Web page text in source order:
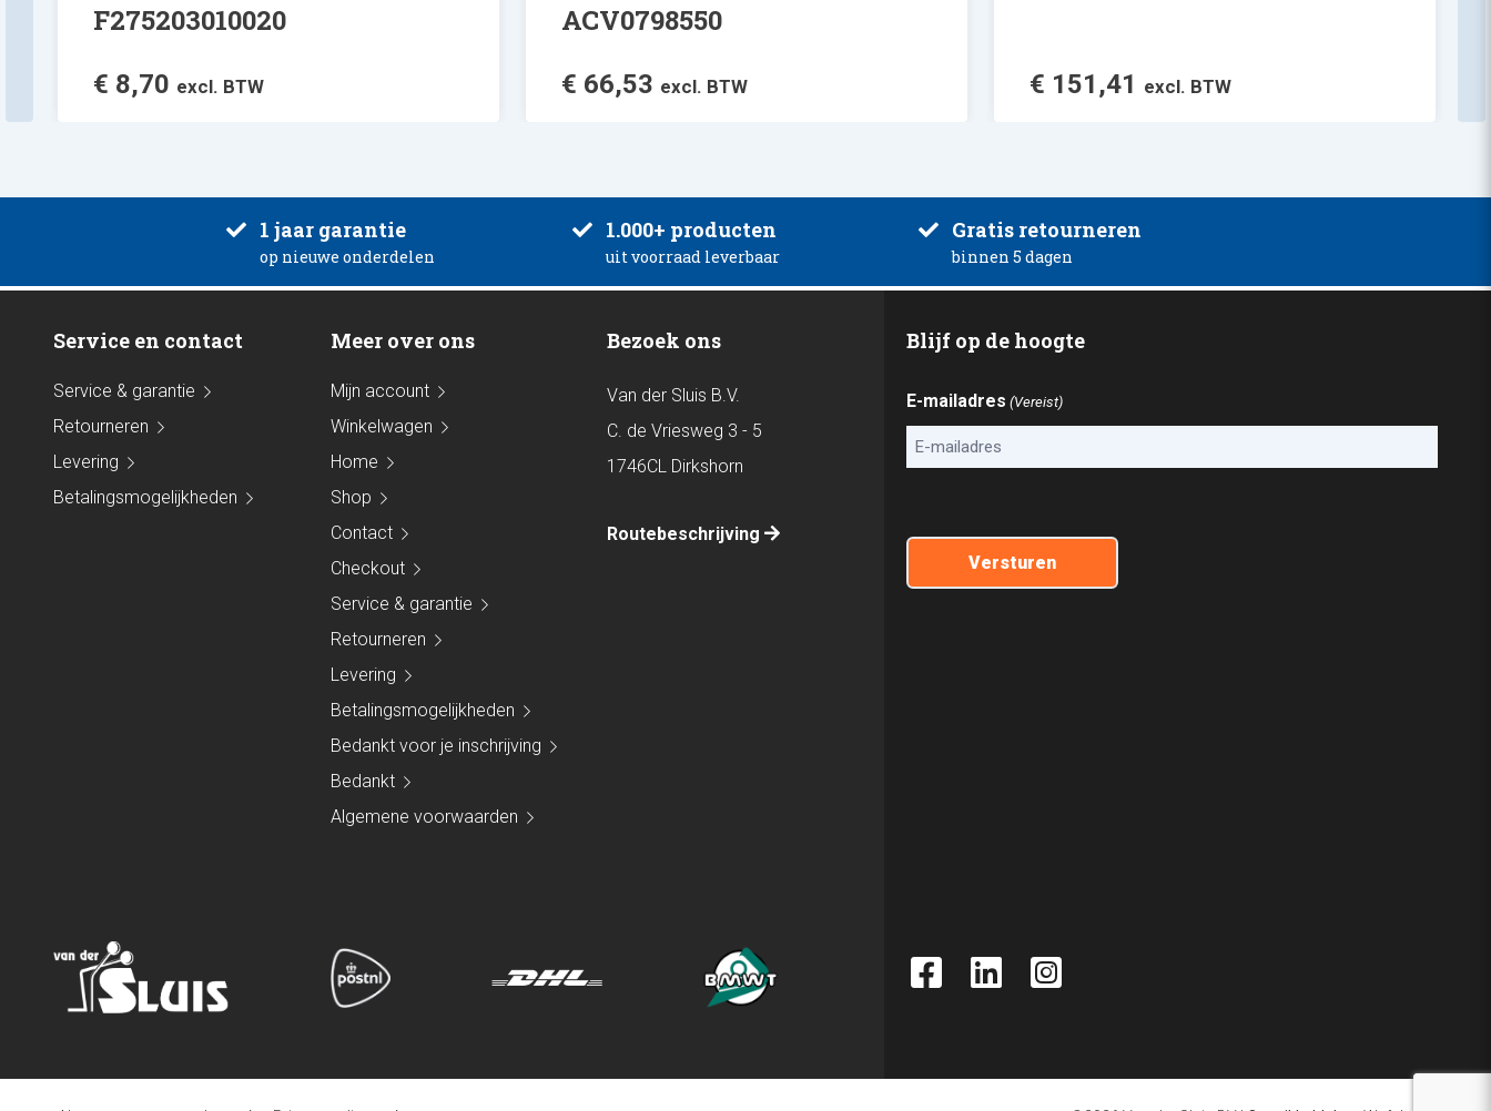
F275203010020
€ 8,70 excl. BTW
ACV0798550
€ 66,53 excl. BTW € 151,41 excl. BTW
1 jaar garantie
op nieuwe onderdelen
1.000+ producten
uit voorraad leverbaar
Gratis retourneren
binnen 5 dagen
Service en contact
Service & garantie
Retourneren
Levering
Betalingsmogelijkheden
Meer over ons
Mijn account
Winkelwagen
Home
Shop
Contact
Checkout
Service & garantie
Retourneren
Levering
Betalingsmogelijkheden
Bedankt voor je inschrijving
Bedankt
Algemene voorwaarden
Bezoek ons
Van der Sluis B.V.
C. de Vriesweg 3 - 5
1746CL Dirkshorn
Routebeschrijving
Blijf op de hoogte
E-mailadres (Vereist)